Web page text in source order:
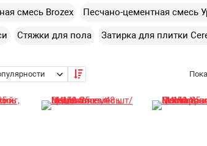
смесь Brozex Песчано-цементная смесь
Стяжки для пола Затирка для плитки